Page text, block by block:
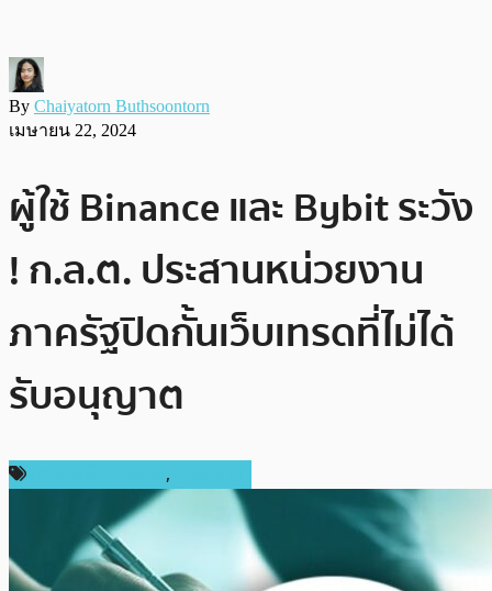
By Chaiyatorn Buthsoontorn
เมษายน 22, 2024
ผู้ใช้ Binance และ Bybit ระวัง
! ก.ล.ต. ประสานหน่วยงาน
ภาครัฐปิดกั้นเว็บเทรดที่ไม่ได้
รับอนุญาต
,